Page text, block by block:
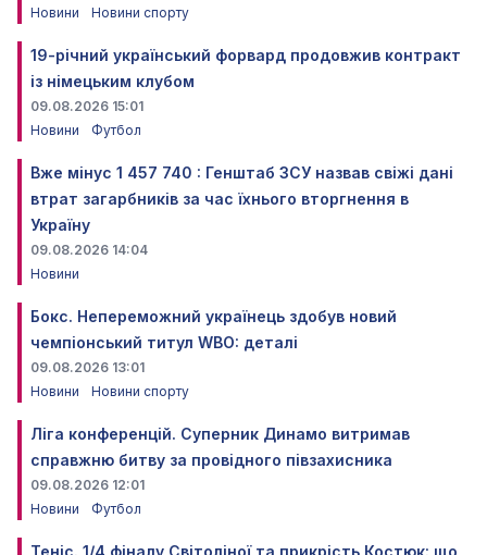
Новини Новини спорту
19-річний український форвард продовжив контракт
із німецьким клубом
09.08.2026 15:01
Новини
Футбол
Вже мінус 1 457 740 : Генштаб ЗСУ назвав свіжі дані
втрат загарбників за час їхнього вторгнення в
Україну
09.08.2026 14:04
Новини
Бокс. Непереможний українець здобув новий
чемпіонський титул WBO: деталі
09.08.2026 13:01
Новини
Новини спорту
Ліга конференцій. Суперник Динамо витримав
справжню битву за провідного півзахисника
09.08.2026 12:01
Новини
Футбол